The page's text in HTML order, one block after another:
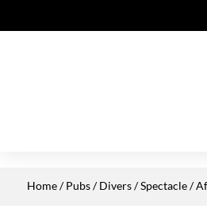
Home/Pubs / Divers/Spectacle/